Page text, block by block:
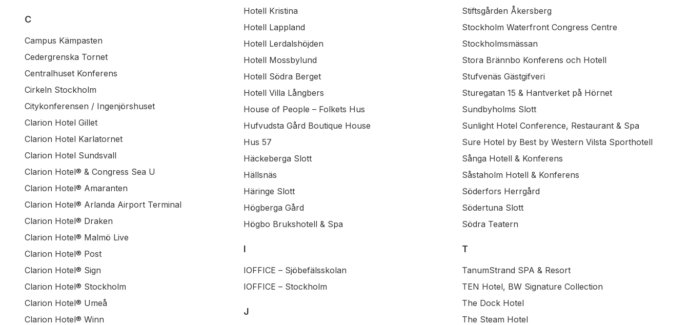
C
Campus Kämpasten
Cedergrenska Tornet
Centralhuset Konferens
Cirkeln Stockholm
Citykonferensen / Ingenjörshuset
Clarion Hotel Gillet
Clarion Hotel Karlatornet
Clarion Hotel Sundsvall
Clarion Hotel® & Congress Sea U
Clarion Hotel® Amaranten
Clarion Hotel® Arlanda Airport Terminal
Clarion Hotel® Draken
Clarion Hotel® Malmö Live
Clarion Hotel® Post
Clarion Hotel® Sign
Clarion Hotel® Stockholm
Clarion Hotel® Umeå
Clarion Hotel® Winn
Hotell Kristina
Hotell Lappland
Hotell Lerdalshöjden
Hotell Mossbylund
Hotell Södra Berget
Hotell Villa Långbers
House of People – Folkets Hus
Hufvudsta Gård Boutique House
Hus 57
Häckeberga Slott
Hällsnäs
Häringe Slott
Högberga Gård
Högbo Brukshotell & Spa
I
IOFFICE – Sjöbefälsskolan
IOFFICE – Stockholm
J
Stiftsgården Åkersberg
Stockholm Waterfront Congress Centre
Stockholmsmässan
Stora Brännbo Konferens och Hotell
Stufvenäs Gästgifveri
Sturegatan 15 & Hantverket på Hörnet
Sundbyholms Slott
Sunlight Hotel Conference, Restaurant & Spa
Sure Hotel by Best by Western Vilsta Sporthotell
Sånga Hotell & Konferens
Såstaholm Hotell & Konferens
Söderfors Herrgård
Södertuna Slott
Södra Teatern
T
TanumStrand SPA & Resort
TEN Hotel, BW Signature Collection
The Dock Hotel
The Steam Hotel